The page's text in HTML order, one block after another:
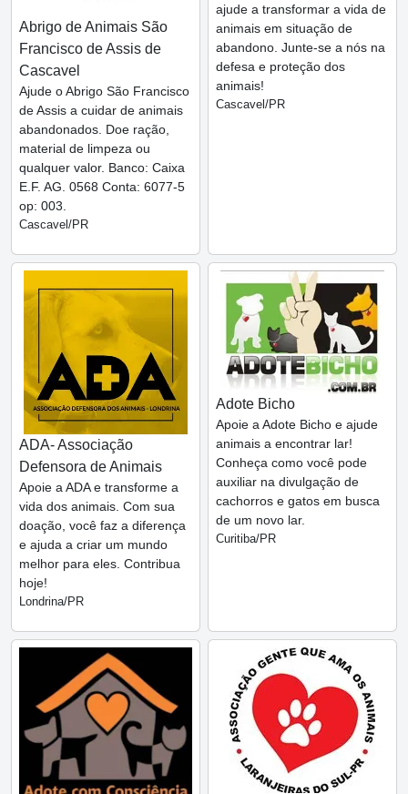
Abrigo de Animais São
Francisco de Assis de
Cascavel
Ajude o Abrigo São Francisco
de Assis a cuidar de animais
abandonados. Doe ração,
material de limpeza ou
qualquer valor. Banco: Caixa
E.F. AG. 0568 Conta: 6077-5
op: 003.
Cascavel/PR
ajude a transformar a vida de
animais em situação de
abandono. Junte-se a nós na
defesa e proteção dos
animais!
Cascavel/PR
ADA- Associação
Defensora de Animais
Apoie a ADA e transforme a
vida dos animais. Com sua
doação, você faz a diferença
e ajuda a criar um mundo
melhor para eles. Contribua
hoje!
Londrina/PR
Adote Bicho
Apoie a Adote Bicho e ajude
animais a encontrar lar!
Conheça como você pode
auxiliar na divulgação de
cachorros e gatos em busca
de um novo lar.
Curitiba/PR